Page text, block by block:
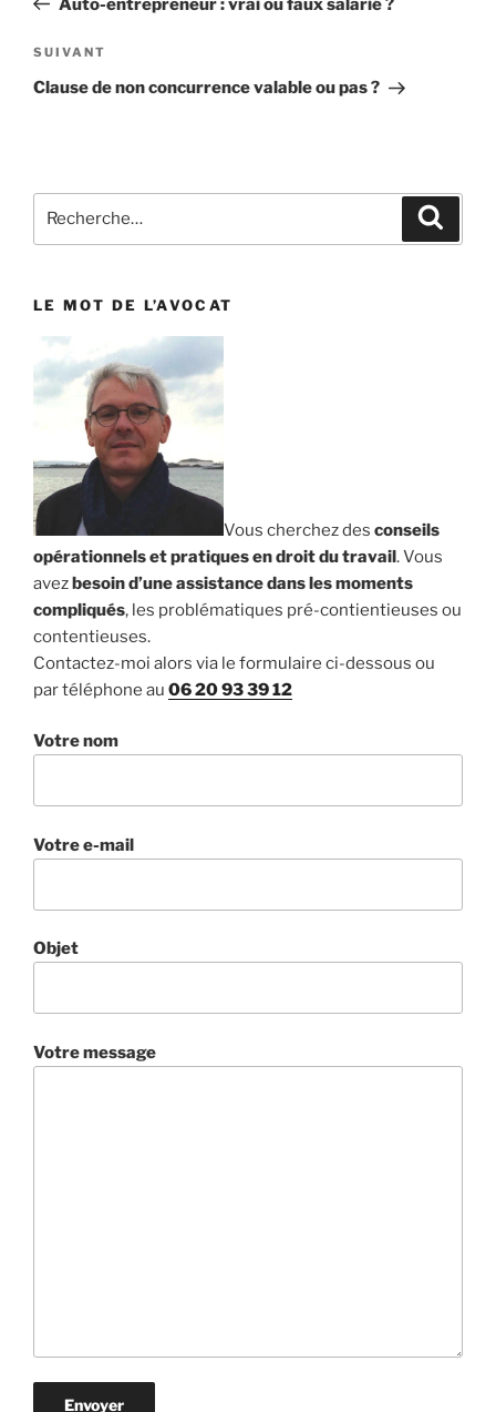
l’article
Article
suivant
SUIVANT
Clause de non concurrence valable ou pas ?
LE MOT DE L’AVOCAT
Vous cherchez des conseils
opérationnels et pratiques en droit du travail. Vous
avezbesoin d’une assistance dans les moments
compliqués, les problématiques pré-contientieuses ou
contentieuses.
Contactez-moi alors via le formulaire ci-dessous ou
par téléphone au 06 20 93 39 12
Votre nom
Votre e-mail
Objet
Votre message